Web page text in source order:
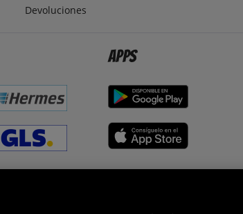
Devoluciones
Apps